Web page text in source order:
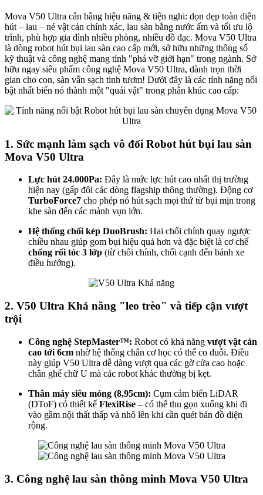
Mova V50 Ultra cân bằng hiệu năng & tiện nghi: dọn dẹp toàn diện
hút – lau – né vật cản chính xác, lau sàn bằng nước ấm và tối ưu lộ
trình, phù hợp gia đình nhiều phòng, nhiều đồ đạc. Mova V50 Ultra
là dòng robot hút bụi lau sàn cao cấp mới, sở hữu những thông số
kỹ thuật và công nghệ mang tính "phá vỡ giới hạn" trong ngành. Sở
hữu ngay siêu phẩm công nghệ Mova V50 Ultra, dành trọn thời
gian cho con, sàn vẫn sạch tinh tươm! Dưới đây là các tính năng nổi
bật nhất biến nó thành một "quái vật" trong phân khúc cao cấp:
1. Sức mạnh làm sạch vô đối Robot hút bụi lau sàn
Mova V50 Ultra
Lực hút 24.000Pa: Đây là mức lực hút cao nhất thị trường
hiện nay (gấp đôi các dòng flagship thông thường). Động cơ
TurboForce7 cho phép nó hút sạch mọi thứ từ bụi mịn trong
khe sàn đến các mảnh vụn lớn.
Hệ thống chổi kép DuoBrush: Hai chổi chính quay ngược
chiều nhau giúp gom bụi hiệu quả hơn và đặc biệt là cơ chế
chống rối tóc 3 lớp (từ chổi chính, chổi cạnh đến bánh xe
điều hướng).
2. V50 Ultra Khả năng "leo trèo" và tiếp cận vượt
trội
Công nghệ StepMaster™: Robot có khả năng vượt vật cản
cao tới 6cm nhờ hệ thống chân cơ học có thể co duỗi. Điều
này giúp V50 Ultra dễ dàng vượt qua các gờ cửa cao hoặc
chân ghế chữ U mà các robot khác thường bị kẹt.
Thân máy siêu mỏng (8,95cm): Cụm cảm biến LiDAR
(DToF) có thiết kế FlexiRise – có thể thu gọn xuống khi đi
vào gầm nội thất thấp và nhô lên khi cần quét bản đồ diện
rộng.
3. Công nghệ lau sàn thông minh Mova V50 Ultra